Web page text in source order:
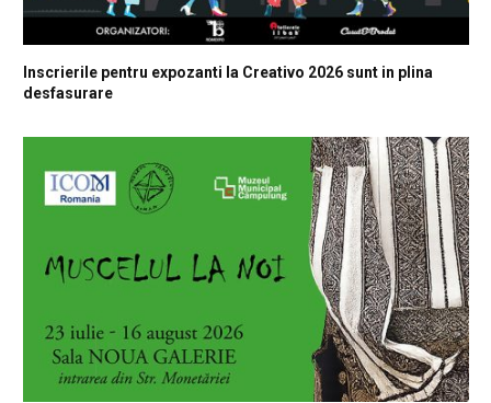
Inscrierile pentru expozanti la Creativo 2026 sunt in plina
desfasurare